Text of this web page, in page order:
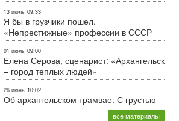
13 июль 09:33
Я бы в грузчики пошел.
«Непрестижные» профессии в СССР
01 июль 09:00
Елена Серова, сценарист: «Архангельск
– город теплых людей»
26 июнь 10:02
Об архангельском трамвае. С грустью
все материалы